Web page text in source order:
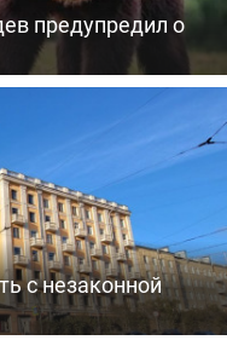
предупредил о
с незаконной